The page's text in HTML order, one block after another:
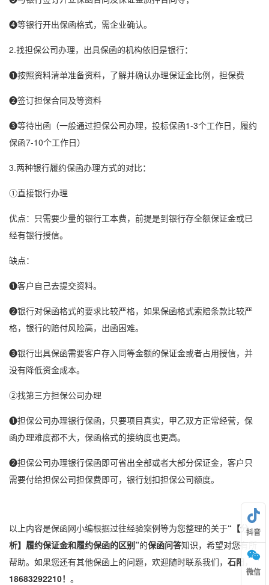
❹等银行开出保函格式，需企业确认。
2.找担保公司办理，出具保函的机构依旧是银行：
❶按照资料清单准备资料，了解并确认办理保证金比例，担保费
❷签订担保合同及等资料
❸等待出函（一般通过担保公司办理， 投标保函1-3个工作日，履约
保函7-10个工作日）
3.两种银行履约保函办理方式的对比：
①直接银行办理
优点：只需要少量的银行工本费，前提是到银行存全额保证金或已
经有银行授信。
缺点：
❶客户自己去提交资料。
❷银行对保函格式的要求比较严格，如果保函格式索赔条款比较严
格，银行的赔付风险高，出函困难。
❸银行出具保函需要客户存入同等金额的保证金或者占用授信，并
没有降低资金成本。
②找第三方担保公司办理
❶担保公司办理银行保函，只要项目真实，甲乙双方正常经营，保
函办理难度都不大，保函格式的接纳度也更高。
❷担保公司办理银行保函即可省出全部或者大部分保证金，客户只
需要付给担保公司担保费即可，银行划扣担保公司额度。
以上内容是保函网小编根据过往经验案例等为您整理的关于“【分
析】履约保证金和履约保函的区别”的保函问答知识，希望对您有所
帮助。如果您还有其他保函上的问题，欢迎随时联系我们， 石阳，
18683292210！ 。
抖音
微信